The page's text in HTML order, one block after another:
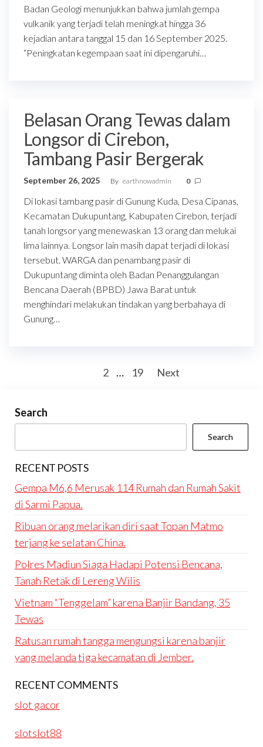
Badan Geologi menunjukkan bahwa jumlah gempa
vulkanik yang terjadi telah meningkat hingga 36
kejadian antara tanggal 15 dan 16 September 2025.
“Peningkatan kegempaan saat ini dipengaruhi…
Belasan Orang Tewas dalam
Longsor di Cirebon,
Tambang Pasir Bergerak
September 26, 2025 By earthnowadmin 0
Di lokasi tambang pasir di Gunung Kuda, Desa Cipanas,
Kecamatan Dukupuntang, Kabupaten Cirebon, terjadi
tanah longsor yang menewaskan 13 orang dan melukai
lima lainnya. Longsor lain masih dapat terjadi di lokasi
tersebut. WARGA dan penambang pasir di
Dukupuntang diminta oleh Badan Penanggulangan
Bencana Daerah (BPBD) Jawa Barat untuk
menghindari melakukan tindakan yang berbahaya di
Gunung…
2 … 19 Next
Search
Search
RECENT POSTS
Gempa M6,6 Merusak 114 Rumah dan Rumah Sakit
di Sarmi Papua.
Ribuan orang melarikan diri saat Topan Matmo
terjang ke selatan China.
Polres Madiun Siaga Hadapi Potensi Bencana,
Tanah Retak di Lereng Wilis
Vietnam “Tenggelam” karena Banjir Bandang, 35
Tewas
Ratusan rumah tangga mengungsi karena banjir
yang melanda tiga kecamatan di Jember.
RECENT COMMENTS
slot gacor
slotslot88